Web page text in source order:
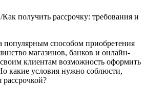
/Как получить рассрочку: требования и
популярным способом приобретения
магазинов, банков и онлайн-
клиентам возможность оформить
какие условия нужно соблюсти,
рассрочкой?